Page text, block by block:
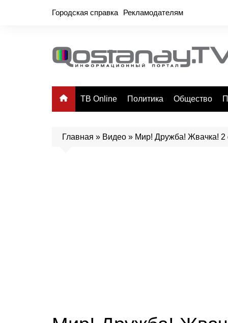
Городская справка Рекламодателям
ТВ Online Политика Общество
Главная » Видео » Мир! Дружба! Жвачка! 2